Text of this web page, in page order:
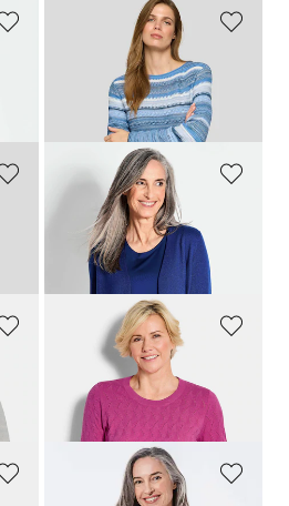
Ringelpullover in Strukturstrick
59,50 CHF119,00 CHF
GOLDNER
Kuschelweiche Kaschmir-Strickjacke
169,00 CHF299,00 CHF
+ 5
GOLDNER
99,00 CHF 139,00 CHF